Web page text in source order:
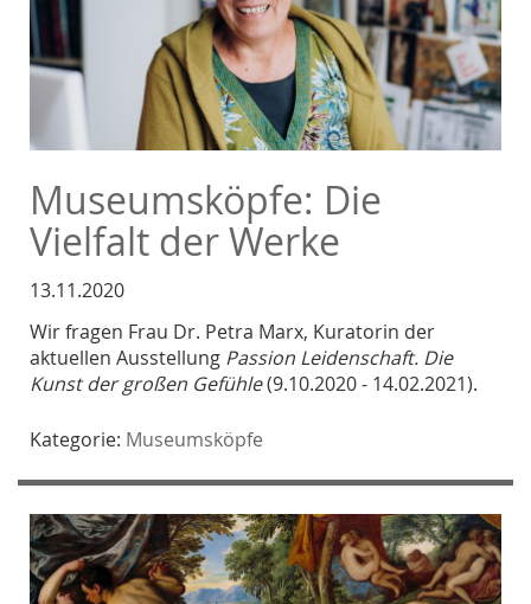
Museumsköpfe: Die
Vielfalt der Werke
13.11.2020
Wir fragen Frau Dr. Petra Marx, Kuratorin der
aktuellen Ausstellung Passion Leidenschaft. Die
Kunst der großen Gefühle(9.10.2020 - 14.02.2021).
Kategorie: Museumsköpfe